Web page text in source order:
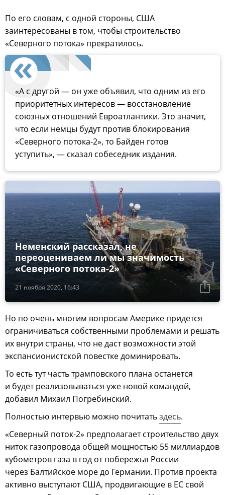
По его словам, с одной стороны, США
заинтересованы в том, чтобы строительство
«Северного потока» прекратилось.
«А с другой — он уже объявил, что одним из его
приоритетных интересов — восстановление
союзных отношений Евроатлантики. Это значит,
что если немцы будут против блокирования
«Северного потока-2», то Байден готов
уступить», — сказал собеседник издания.
21 ноября 2020, 16:43
Неменский рассказал, не
переоцениваем ли мы значимость
«Северного потока-2»
Но по очень многим вопросам Америке придется
ограничиваться собственными проблемами и решать
их внутри страны, что не даст возможности этой
экспансионистской повестке доминировать.
То есть тут часть трамповского плана останется
и будет реализовываться уже новой командой,
добавил Михаил Погребинский.
Полностью интервью можно почитатьздесь.
«Северный поток-2» предполагает строительство двух
ниток газопровода общей мощностью 55 миллиардов
кубометров газа в год от побережья России
через Балтийское море до Германии. Против проекта
активно выступают США, продвигающие в ЕС свой